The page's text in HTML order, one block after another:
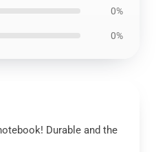
0%
0%
Durable and the